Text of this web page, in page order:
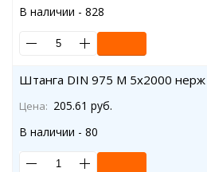
В наличии - 828
Штанга DIN 975 M 5x2000 нерж
Цена: 205.61 руб.
В наличии - 80